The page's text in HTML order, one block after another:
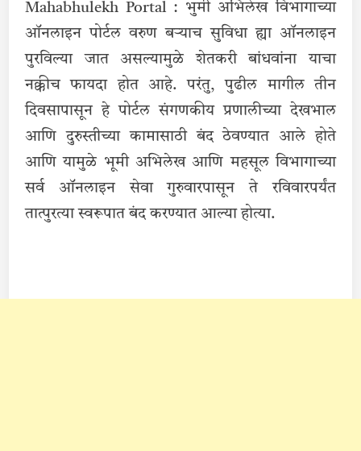
Mahabhulekh Portal : भुमी अभिलेख विभागाच्या
ऑनलाइन पोर्टल वरुण बर्‍याच सुविधा ह्या ऑनलाइन
पुरविल्या जात असल्यामुळे शेतकरी बांधवांना याचा
नक्कीच फायदा होत आहे. परंतु, पुढील मागील तीन
दिवसापासून हे पोर्टल संगणकीय प्रणालीच्या देखभाल
आणि दुरुस्तीच्या कामासाठी बंद ठेवण्यात आले होते
आणि यामुळे भूमी अभिलेख आणि महसूल विभागाच्या
सर्व ऑनलाइन सेवा गुरुवारपासून ते रविवारपर्यंत
तात्पुरत्या स्वरूपात बंद करण्यात आल्या होत्या.